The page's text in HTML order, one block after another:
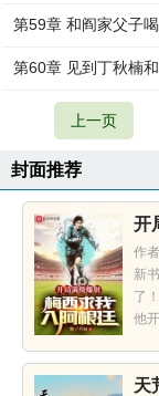
第59章 和阎家父子
第60章 见到丁秋楠
上一页
封面推荐
开
作
新
了
他
天